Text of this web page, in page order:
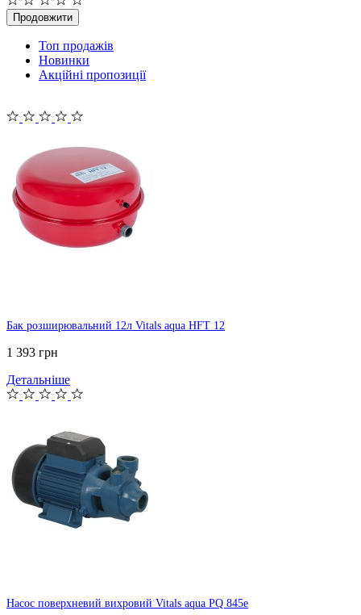
Продовжити
Топ продажів
Новинки
Акційні пропозиції
Бак розширювальний 12л Vitals aqua HFT 12
1 393 грн
Детальніше
Насос поверхневий вихровий Vitals aqua PQ 845e